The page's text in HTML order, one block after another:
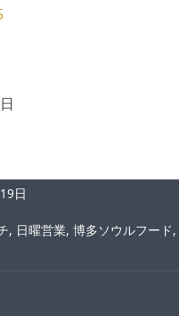
日
, 日曜営業, 博多ソウルフード,